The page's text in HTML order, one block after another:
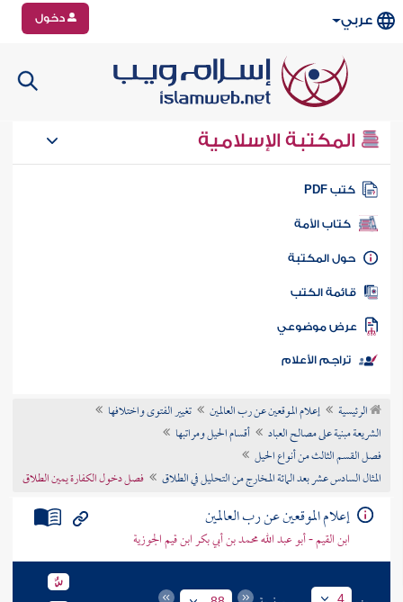
عربي دخول
المكتبة الإسلامية
كتب PDF
كتاب الأمة
المكتبة
الكتب
موضوعي
تراجم الأعلام
الرئيسية إعلام الموقعين عن رب العالمين
تغيير الفتوى واختلافها
الشريعة مبنية على مصالح العباد
أقسام الحيل ومراتبها
فصل القسم الثالث من أنواع الحيل
المثال السادس عشر بعد المائة المخارج من التحليل في الطلاق
فصل دخول الكفارة يمين الطلاق
إعلام الموقعين عن رب العالمين
ابن القيم - أبو عبد الله محمد بن أبي بكر ابن قيم الجوزية
4